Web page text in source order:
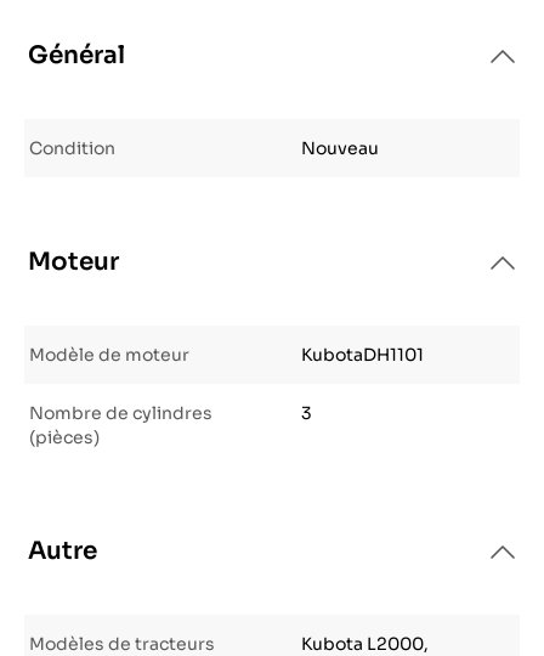
Général
Condition Nouveau
Moteur
Modèle de moteur KubotaDH1101
Nombre de cylindres
(pièces)
3
Autre
Modèles de tracteurs
Kubota L2000,